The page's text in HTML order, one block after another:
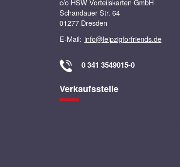
c/o HSW Vorteilskarten GmbH
Schandauer Str. 64
01277 Dresden
E-Mail: info@leipzigforfriends.de
0 341 3549015-0
Verkaufsstelle